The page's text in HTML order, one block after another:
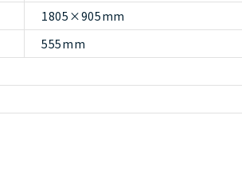
1805×905mm
555mm